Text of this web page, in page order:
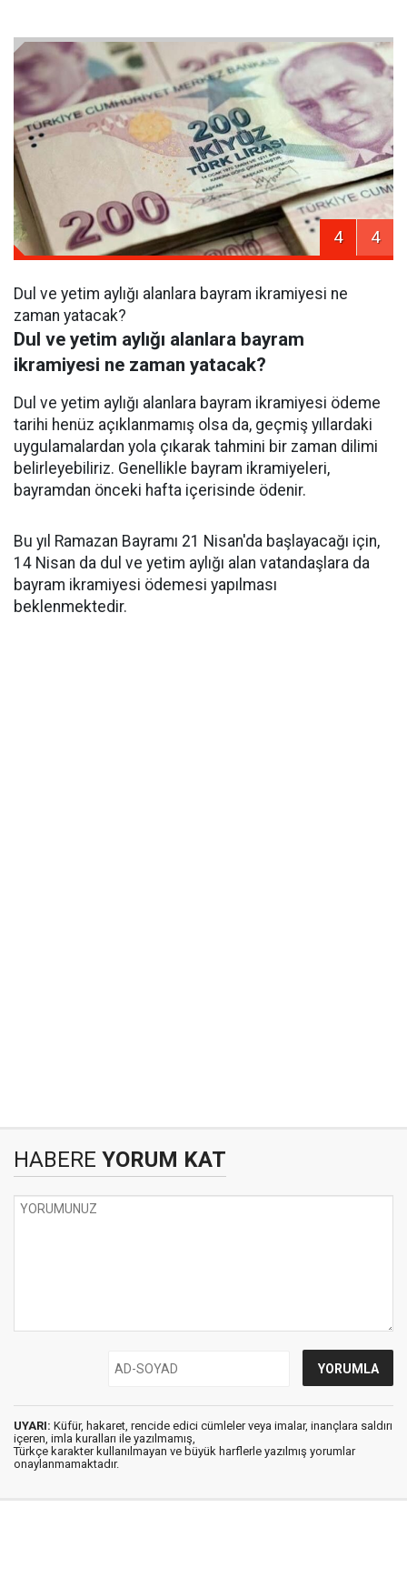
4 4
Dul ve yetim aylığı alanlara bayram ikramiyesi ne
zaman yatacak?
Dul ve yetim aylığı alanlara bayram
ikramiyesi ne zaman yatacak?
Dul ve yetim aylığı alanlara bayram ikramiyesi ödeme
tarihi henüz açıklanmamış olsa da, geçmiş yıllardaki
uygulamalardan yola çıkarak tahmini bir zaman dilimi
belirleyebiliriz. Genellikle bayram ikramiyeleri,
bayramdan önceki hafta içerisinde ödenir.
Bu yıl Ramazan Bayramı 21 Nisan'da başlayacağı için,
14 Nisan da dul ve yetim aylığı alan vatandaşlara da
bayram ikramiyesi ödemesi yapılması
beklenmektedir.
HABERE YORUM KAT
UYARI: Küfür, hakaret, rencide edici cümleler veya imalar, inançlara saldırı
içeren, imla kuralları ile yazılmamış,
Türkçe karakter kullanılmayan ve büyük harflerle yazılmış yorumlar
onaylanmamaktadır.